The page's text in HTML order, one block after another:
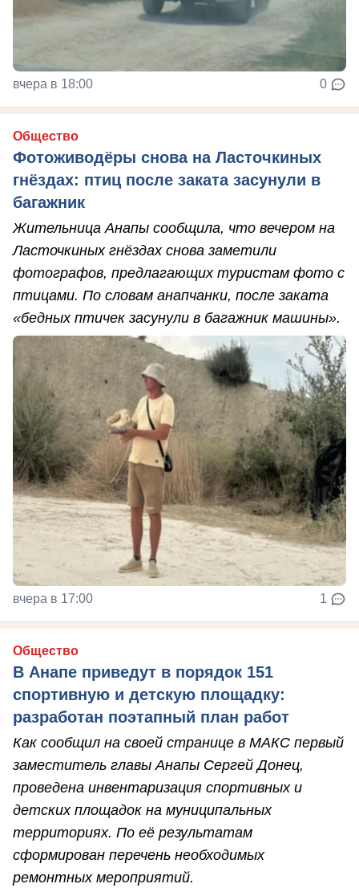
вчера в 18:00 0
Общество
Фотоживодёры снова на Ласточкиных
гнёздах: птиц после заката засунули в
багажник
Жительница Анапы сообщила, что вечером на
Ласточкиных гнёздах снова заметили
фотографов, предлагающих туристам фото с
птицами. По словам анапчанки, после заката
«бедных птичек засунули в багажник машины».
вчера в 17:00 1
Общество
В Анапе приведут в порядок 151
спортивную и детскую площадку:
разработан поэтапный план работ
Как сообщил на своей странице в МАКС первый
заместитель главы Анапы Сергей Донец,
проведена инвентаризация спортивных и
детских площадок на муниципальных
территориях. По её результатам
сформирован перечень необходимых
ремонтных мероприятий.